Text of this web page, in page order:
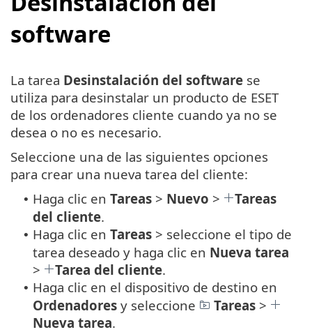
software
La tarea Desinstalación del software se
utiliza para desinstalar un producto de ESET
de los ordenadores cliente cuando ya no se
desea o no es necesario.
Seleccione una de las siguientes opciones
para crear una nueva tarea del cliente:
• Haga clic en Tareas > Nuevo >
Tareas
del cliente.
• Haga clic en Tareas > seleccione el tipo de
tarea deseado y haga clic en Nueva tarea
>
Tarea del cliente.
• Haga clic en el dispositivo de destino en
Ordenadores y seleccione Tareas >
Nueva tarea.